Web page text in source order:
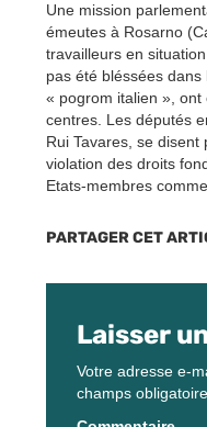
Une mission
émeutes à Rosarno
travailleurs en
pas été bléssées
« pogrom italien »,
centres. Les députés
Rui Tavares, se
violation des droits
Etats-membres
PARTAGER CET
Laisser
Votre adresse e-
champs